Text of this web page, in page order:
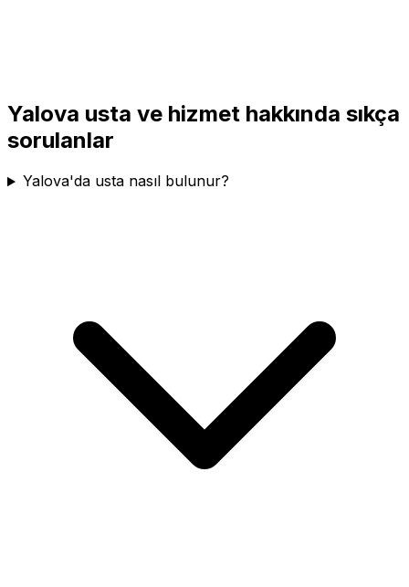
Yalova usta ve hizmet hakkında sıkça
sorulanlar
Yalova'da usta nasıl bulunur?